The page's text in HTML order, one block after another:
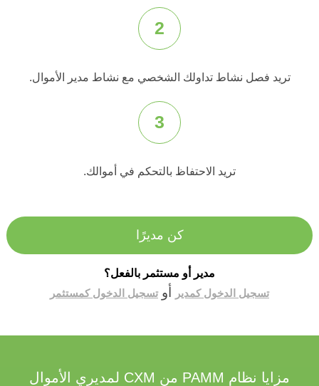
2
تريد فصل نشاط تداولك الشخصي مع نشاط مدير الأموال.
3
تريد الاحتفاظ بالتحكم في أموالك.
كن مديرًا
مدير أو مستثمر بالفعل؟
تسجيل الدخول كمدير
أوتسجيل الدخول كمستثمر
مزايا نظام PAMM من CXM لمديري الأموال